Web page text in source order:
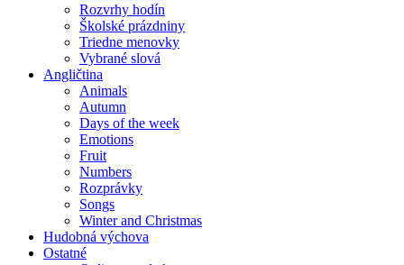
Rozvrhy hodín
Školské prázdniny
Triedne menovky
Vybrané slová
Angličtina
Animals
Autumn
Days of the week
Emotions
Fruit
Numbers
Rozprávky
Songs
Winter and Christmas
Hudobná výchova
Ostatné